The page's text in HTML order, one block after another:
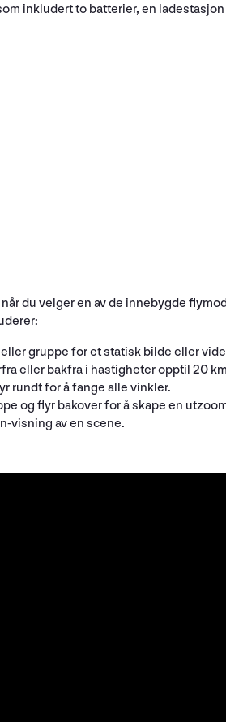
inkludert to batterier, en
du velger en av de innebygde
gruppe for et statisk bilde eller
eller bakfra i hastigheter opptil 20
rundt for å fange alle vinkler.
og flyr bakover for å skape en
visning av en scene.